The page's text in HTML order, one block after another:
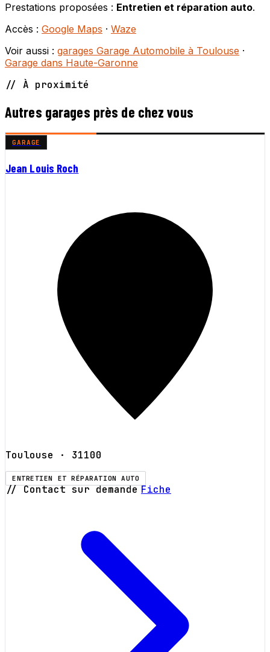
Prestations proposées : Entretien et réparation auto.
Accès : Google Maps · Waze
Voir aussi : garages Garage Automobile à Toulouse ·
Garage dans Haute-Garonne
// À proximité
Autres garages près de chez vous
GARAGE
Jean Louis Roch
Toulouse · 31100
ENTRETIEN ET RÉPARATION AUTO
// Contact sur demande Fiche